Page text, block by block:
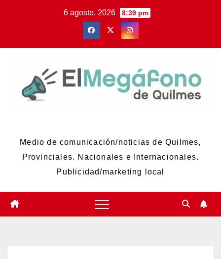
6 agosto, 2026 8:39 pm
Medio de comunicación/noticias de Quilmes,
Provinciales. Nacionales e Internacionales.
Publicidad/marketing local